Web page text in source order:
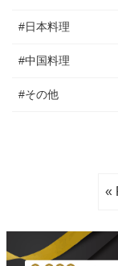
#日本料理
#中国料理
#その他
«